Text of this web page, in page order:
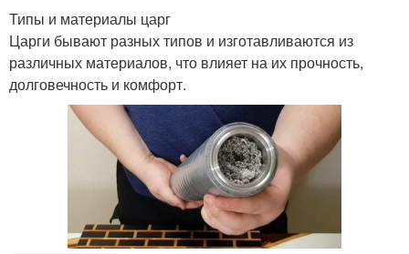
Типы и материалы царг
Царги бывают разных типов и изготавливаются из
различных материалов, что влияет на их прочность,
долговечность и комфорт.